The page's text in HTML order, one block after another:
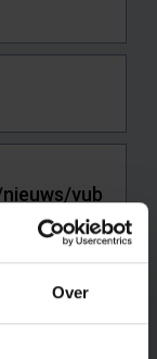
Over
de fout zag.